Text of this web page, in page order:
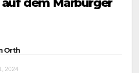
dem Marburger
Orth
2024